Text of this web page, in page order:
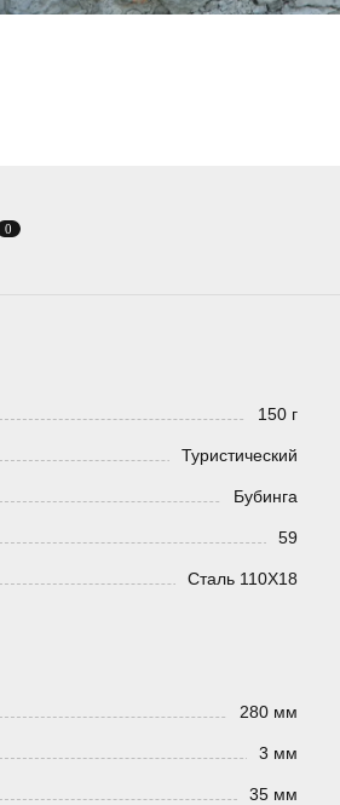
0
150 г
Туристический
Бубинга
59
Сталь 110Х18
280 мм
3 мм
35 мм